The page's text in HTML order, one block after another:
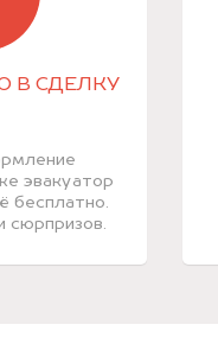
В СДЕЛКУ
эвакуатор
бесплатно.
сюрпризов.